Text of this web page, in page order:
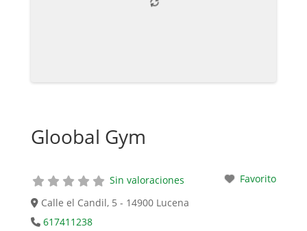
Gloobal Gym
Sin valoraciones
Favorito
Calle el Candil, 5 - 14900 Lucena
617411238